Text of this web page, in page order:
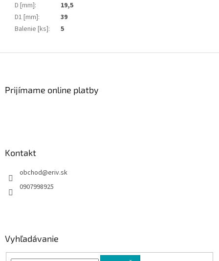
D [mm]:
19,5
D1 [mm]:
39
Balenie [ks]: 5
Prijímame online platby
Kontakt
obchod@eriv.sk
0907998925
Vyhľadávanie